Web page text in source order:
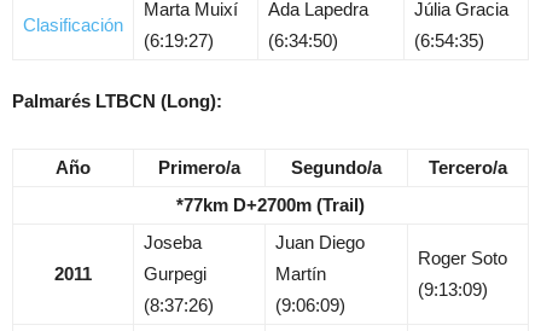
Clasificación
Marta Muixí
(6:19:27)
Ada Lapedra
(6:34:50)
Júlia Gracia
(6:54:35)
Palmarés LTBCN (Long):
Año Primero/a Segundo/a
Tercero/a
*77km D+2700m (Trail)
2011
Joseba
Gurpegi
(8:37:26)
Juan Diego
Martín
(9:06:09)
Roger Soto
(9:13:09)